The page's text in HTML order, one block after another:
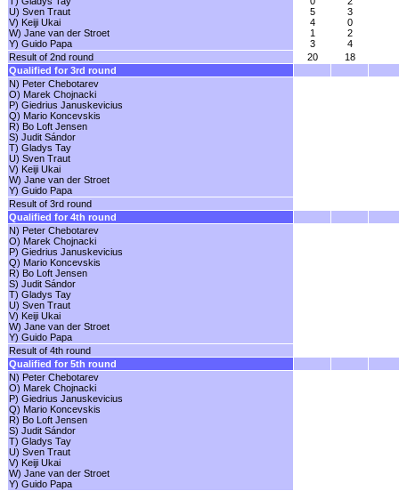
U) Sven Traut
V) Keiji Ukai
W) Jane van der Stroet
Y) Guido Papa
5
4
1
3
3
0
2
4
Result of 2nd round
20
18
Qualified for 3rd round
N) Peter Chebotarev
O) Marek Chojnacki
P) Giedrius Januskevicius
Q) Mario Koncevskis
R) Bo Loft Jensen
S) Judit Sándor
T) Gladys Tay
U) Sven Traut
V) Keiji Ukai
W) Jane van der Stroet
Y) Guido Papa
Result of 3rd round
Qualified for 4th round
N) Peter Chebotarev
O) Marek Chojnacki
P) Giedrius Januskevicius
Q) Mario Koncevskis
R) Bo Loft Jensen
S) Judit Sándor
T) Gladys Tay
U) Sven Traut
V) Keiji Ukai
W) Jane van der Stroet
Y) Guido Papa
Result of 4th round
Qualified for 5th round
N) Peter Chebotarev
O) Marek Chojnacki
P) Giedrius Januskevicius
Q) Mario Koncevskis
R) Bo Loft Jensen
S) Judit Sándor
T) Gladys Tay
U) Sven Traut
V) Keiji Ukai
W) Jane van der Stroet
Y) Guido Papa